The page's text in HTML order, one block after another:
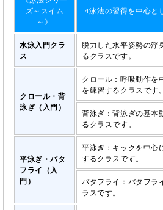
ズ～スイム
～》
4泳法の習得を中心と
水泳入門クラ
ス
脱力した水平姿勢の浮
るクラスです。
クロール・背
泳ぎ（入門）
クロール：呼吸動作を
を練習するクラスです。
背泳ぎ：背泳ぎの基本
るクラスです。
平泳ぎ・バタ
フライ（入
門）
平泳ぎ：キックを中心
するクラスです。
バタフライ：バタフラ
ラスです。